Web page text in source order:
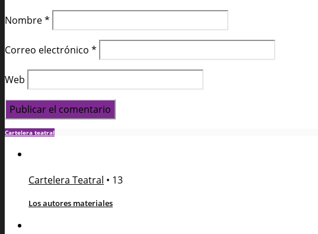
Nombre*
Correo electrónico *
Web
Cartelera teatral
Cartelera Teatral • 13
Los autores materiales